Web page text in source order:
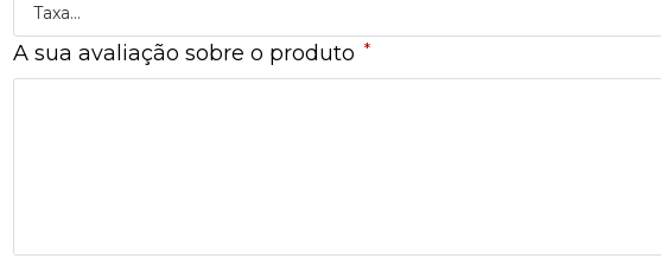
A sua avaliação sobre o produto *